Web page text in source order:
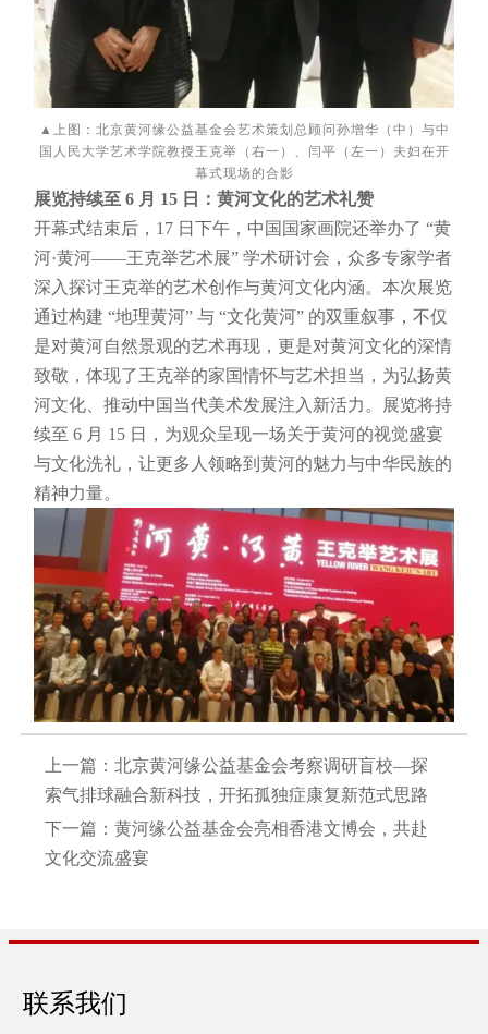
▲上图：北京黄河缘公益基金会艺术策划总顾问孙增华（中）与中
国人民大学艺术学院教授王克举（右一）、闫平（左一）夫妇在开
幕式现场的合影
展览持续至 6 月 15 日：黄河文化的艺术礼赞
开幕式结束后，17 日下午，中国国家画院还举办了 “黄
河·黄河——王克举艺术展” 学术研讨会，众多专家学者
深入探讨王克举的艺术创作与黄河文化内涵。本次展览
通过构建 “地理黄河” 与 “文化黄河” 的双重叙事，不仅
是对黄河自然景观的艺术再现，更是对黄河文化的深情
致敬，体现了王克举的家国情怀与艺术担当，为弘扬黄
河文化、推动中国当代美术发展注入新活力。展览将持
续至 6 月 15 日，为观众呈现一场关于黄河的视觉盛宴
与文化洗礼，让更多人领略到黄河的魅力与中华民族的
精神力量。
上一篇： 北京黄河缘公益基金会考察调研盲校—探
索气排球融合新科技，开拓孤独症康复新范式思路
下一篇： 黄河缘公益基金会亮相香港文博会，共赴
文化交流盛宴
联系我们